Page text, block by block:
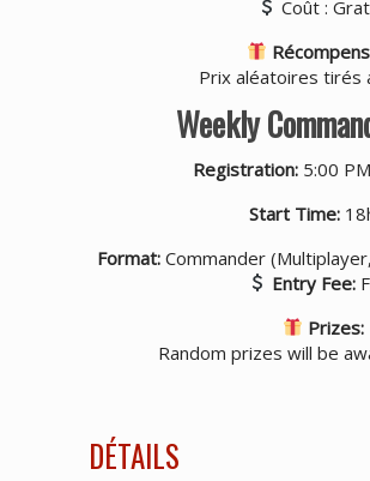
Coût :
Prix aléatoires tirés
Weekly
Registration:5:00
Start Time:
Format: Commander
Entry Fee:
Prizes:
Random prizes will be
DÉTAILS